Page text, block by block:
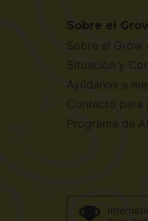
Sobre el
Sobre el Grow
Situación y
Ayúdanos a
Contacto para
Programa de